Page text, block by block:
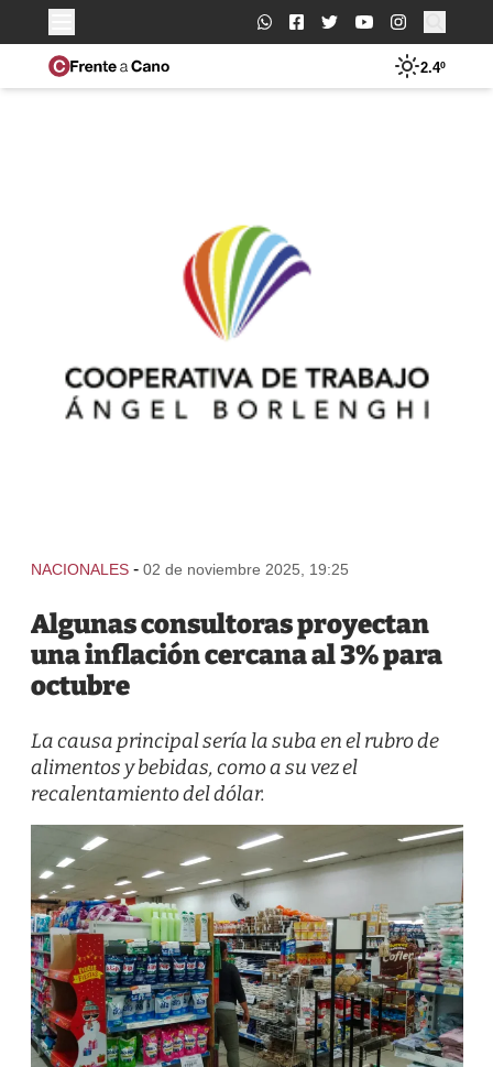
Buscar:
2.4º
NACIONALES - 02 de noviembre 2025, 19:25
Algunas consultoras proyectan
una inflación cercana al 3% para
octubre
La causa principal sería la suba en el rubro de
alimentos y bebidas, como a su vez el
recalentamiento del dólar.